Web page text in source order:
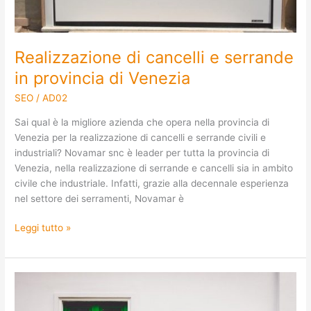
Realizzazione di cancelli e serrande
in provincia di Venezia
SEO /AD02
Sai qual è la migliore azienda che opera nella provincia di
Venezia per la realizzazione di cancelli e serrande civili e
industriali? Novamar snc è leader per tutta la provincia di
Venezia, nella realizzazione di serrande e cancelli sia in ambito
civile che industriale. Infatti, grazie alla decennale esperienza
nel settore dei serramenti, Novamar è
Leggi tutto »